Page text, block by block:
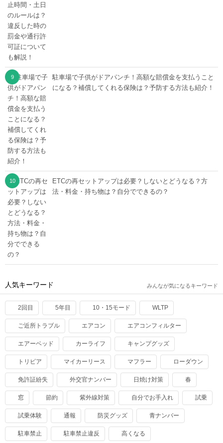
駐車場で子供がドアパンチ！高額な賠償金を支払うこと
になる？補償してくれる保険は？予防する方法も紹介！
ETCの再セットアップは必要？しないとどうなる？方
法・料金・持ち物は？自分でできるの？
人気キーワード みんなが気になるキーワード
2回目 5年目 10・15モード WLTP
ご近所トラブル エアコン エアコンフィルター
エアーベッド カーライフ キャンプグッズ
トリビア マイカーリース マフラー ローダウン
免許証紛失 外交官ナンバー 日焼け対策 春
窓 節約 紫外線対策 自分でお手入れ 試乗
試乗体験 通報 防災グッズ 青ナンバー
駐車禁止 駐車禁止違反 高くなる